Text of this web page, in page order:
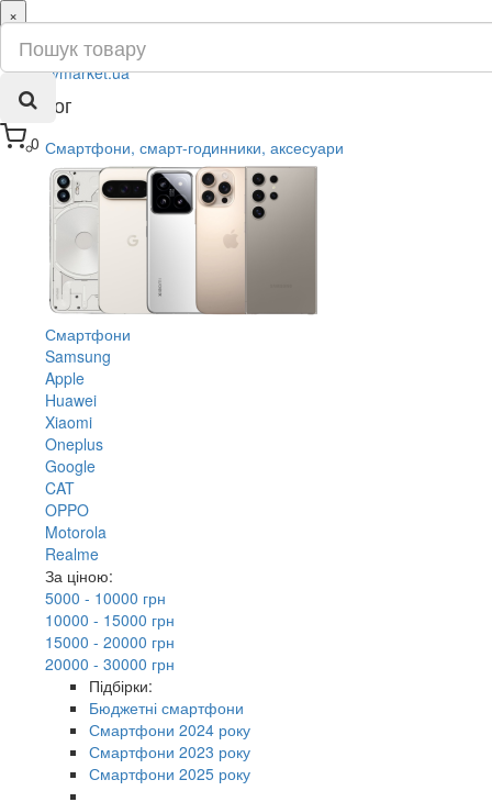
0
×
ru
ua
Каталог
Смартфони, смарт-годинники, аксесуари
Смартфони
Samsung
Apple
Huawei
Xiaomi
Oneplus
Google
CAT
OPPO
Motorola
Realme
За ціною:
5000 - 10000 грн
10000 - 15000 грн
15000 - 20000 грн
20000 - 30000 грн
Підбірки:
Бюджетні смартфони
Смартфони 2024 року
Смартфони 2023 року
Смартфони 2025 року